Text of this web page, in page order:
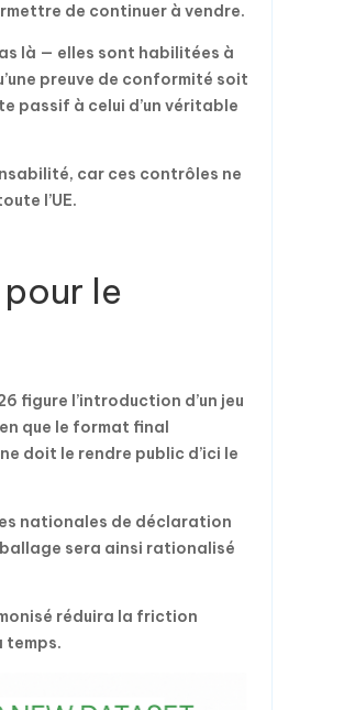
de continuer à vendre.
là — elles sont habilitées à
preuve de conformité soit
passif à celui d’un véritable
car ces contrôles ne
l’UE.
le
figure l’introduction d’un jeu
que le format final
doit le rendre public d’ici le
nationales de déclaration
sera ainsi rationalisé
réduira la friction
temps.